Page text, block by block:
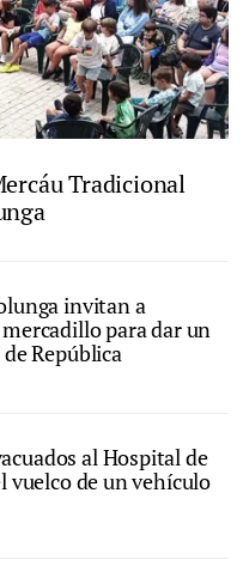
Tradicional
invitan a
para dar un
República
al Hospital de
vuelco de un vehículo